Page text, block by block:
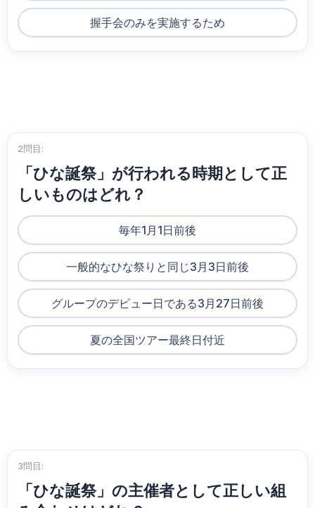
握手会のみを実施するため
2問目:
「ひな誕祭」が行われる時期として正
しいものはどれ？
毎年1月1日前後
一般的なひな祭りと同じ3月3日前後
グループのデビュー日である3月27日前後
夏の全国ツアー最終日付近
3問目:
「ひな誕祭」の主催者として正しい組